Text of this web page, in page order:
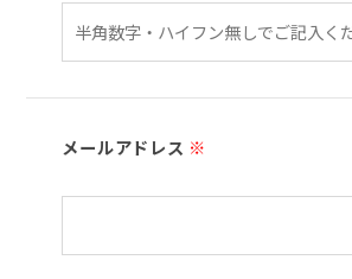
メールアドレス ※